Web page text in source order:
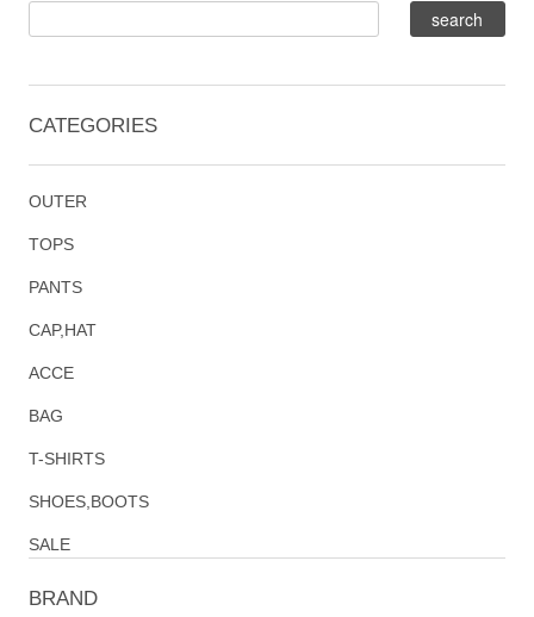
CATEGORIES
OUTER
TOPS
PANTS
CAP,HAT
ACCE
BAG
T-SHIRTS
SHOES,BOOTS
SALE
BRAND